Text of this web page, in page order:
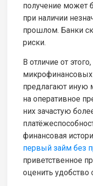
получение может
при наличии
прошлом. Банки
риски.
В отличие от этого,
предлагают иную
на оперативное
них зачастую
финансовая
первый займ без
приветственное
оценить удобство